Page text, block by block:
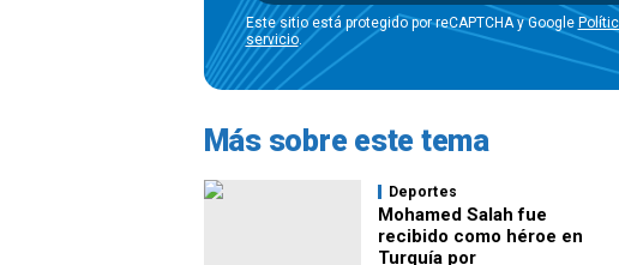
Este sitio está protegido por reCAPTCHA y Google
servicio.
Más sobre este tema
Deportes
Mohamed Salah fue
recibido como héroe en
Turquía por